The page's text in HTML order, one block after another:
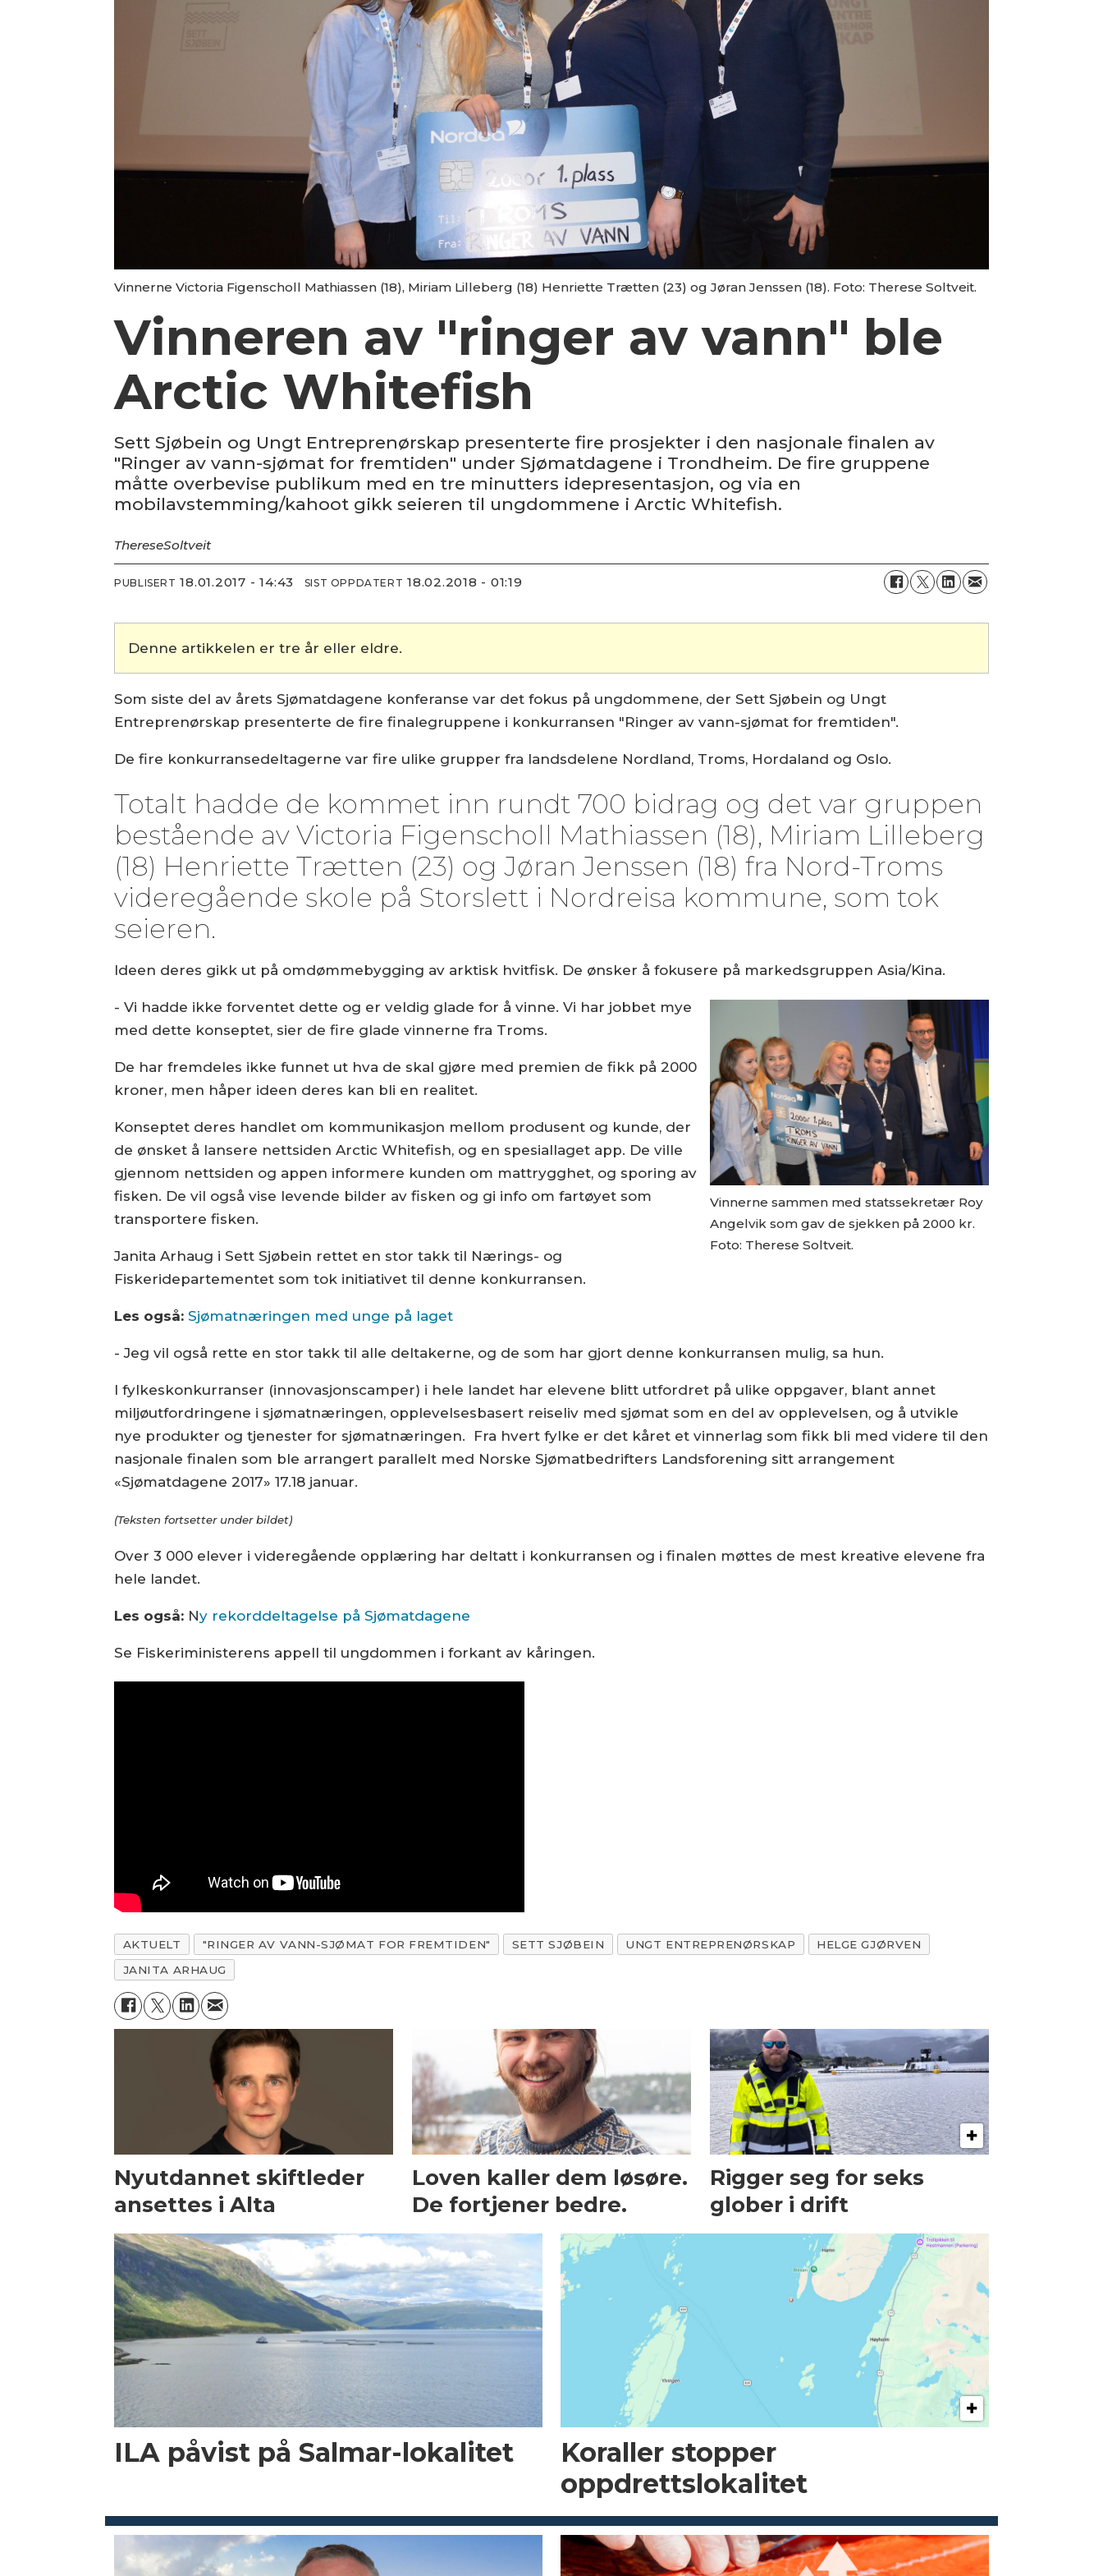
Vinnerne Victoria Figenscholl Mathiassen (18), Miriam Lilleberg (18) Henriette Trætten (23) og Jøran Jenssen (18). Foto: Therese Soltveit.
Vinneren av "ringer av vann" ble
Arctic Whitefish
Sett Sjøbein og Ungt Entreprenørskap presenterte fire prosjekter i den nasjonale finalen av
"Ringer av vann-sjømat for fremtiden" under Sjømatdagene i Trondheim. De fire gruppene
måtte overbevise publikum med en tre minutters idepresentasjon, og via en
mobilavstemming/kahoot gikk seieren til ungdommene i Arctic Whitefish.
ThereseSoltveit
PUBLISERT 18.01.2017 - 14:43 SIST OPPDATERT 18.02.2018 - 01:19
Denne artikkelen er tre år eller eldre.
Som siste del av årets Sjømatdagene konferanse var det fokus på ungdommene, der Sett Sjøbein og Ungt
Entreprenørskap presenterte de fire finalegruppene i konkurransen "Ringer av vann-sjømat for fremtiden".
De fire konkurransedeltagerne var fire ulike grupper fra landsdelene Nordland, Troms, Hordaland og Oslo.
Totalt hadde de kommet inn rundt 700 bidrag og det var gruppen
bestående av Victoria Figenscholl Mathiassen (18), Miriam Lilleberg
(18) Henriette Trætten (23) og Jøran Jenssen (18) fra Nord-Troms
videregående skole på Storslett i Nordreisa kommune, som tok
seieren.
Ideen deres gikk ut på omdømmebygging av arktisk hvitfisk. De ønsker å fokusere på markedsgruppen Asia/Kina.
Vinnerne sammen med statssekretær Roy
Angelvik som gav de sjekken på 2000 kr.
Foto: Therese Soltveit.
- Vi hadde ikke forventet dette og er veldig glade for å vinne. Vi har jobbet mye
med dette konseptet, sier de fire glade vinnerne fra Troms.
De har fremdeles ikke funnet ut hva de skal gjøre med premien de fikk på 2000
kroner, men håper ideen deres kan bli en realitet.
Konseptet deres handlet om kommunikasjon mellom produsent og kunde, der
de ønsket å lansere nettsiden Arctic Whitefish, og en spesiallaget app. De ville
gjennom nettsiden og appen informere kunden om mattrygghet, og sporing av
fisken. De vil også vise levende bilder av fisken og gi info om fartøyet som
transportere fisken.
Janita Arhaug i Sett Sjøbein rettet en stor takk til Nærings- og
Fiskeridepartementet som tok initiativet til denne konkurransen.
Les også:Sjømatnæringen med unge på laget
- Jeg vil også rette en stor takk til alle deltakerne, og de som har gjort denne konkurransen mulig, sa hun.
I fylkeskonkurranser (innovasjonscamper) i hele landet har elevene blitt utfordret på ulike oppgaver, blant annet
miljøutfordringene i sjømatnæringen, opplevelsesbasert reiseliv med sjømat som en del av opplevelsen, og å utvikle
nye produkter og tjenester for sjømatnæringen. Fra hvert fylke er det kåret et vinnerlag som fikk bli med videre til den
nasjonale finalen som ble arrangert parallelt med Norske Sjømatbedrifters Landsforening sitt arrangement
«Sjømatdagene 2017» 17.18 januar.
(Teksten fortsetter under bildet)
Over 3 000 elever i videregående opplæring har deltatt i konkurransen og i finalen møttes de mest kreative elevene fra
hele landet.
Les også: Ny rekorddeltagelse på Sjømatdagene
Se Fiskeriministerens appell til ungdommen i forkant av kåringen.
AKTUELT "RINGER AV VANN-SJØMAT FOR FREMTIDEN" SETT SJØBEIN UNGT ENTREPRENØRSKAP
HELGE GJØRVEN
JANITA ARHAUG
Nyutdannet skiftleder
ansettes i Alta
Loven kaller dem løsøre.
De fortjener bedre.
Rigger seg for seks
glober i drift
ILA påvist på Salmar-lokalitet
Koraller stopper
oppdrettslokalitet